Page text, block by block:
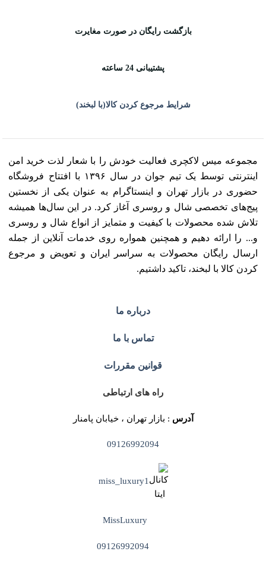
بازگشت رایگان در صورت مغایرت
پشتیبانی 24 ساعته
شرایط مرجوع کردن کالا(با لبخند)
مجموعه میس لاکچری فعالیت خودش را با شعار لذت خرید امن
اینترنتی توسط یک تیم جوان در سال ۱۳۹۶ با افتتاح فروشگاه
حضوری در بازار تهران و اینستاگرام به عنوان یکی از نخستین
پیج‌های تخصصی شال و روسری آغاز کرد. در این سال‌ها همیشه
تلاش شده محصولات با کیفیت و متمایز از انواع شال و روسری
و... را ارائه دهیم و همچنین همواره روی خدمات آنلاین از جمله
ارسال رایگان محصولات به سراسر ایران و تعویض و مرجوع
کردن کالا با لبخند، تاکید داشتیم.
درباره ما
تماس با ما
قوانین مقررات
راه های ارتباطی
آدرس : بازار تهران ، خیابان پامنار
09126992094
miss_luxury1
MissLuxury
09126992094